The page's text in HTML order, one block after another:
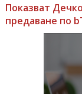
Показват
предаване по